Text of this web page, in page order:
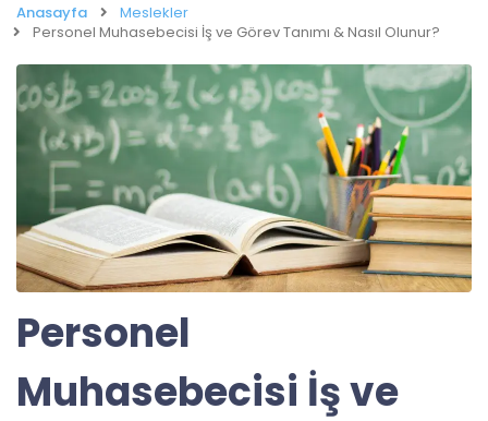
Anasayfa
Meslekler
Personel Muhasebecisi İş ve Görev Tanımı & Nasıl Olunur?
Personel
Muhasebecisi İş ve